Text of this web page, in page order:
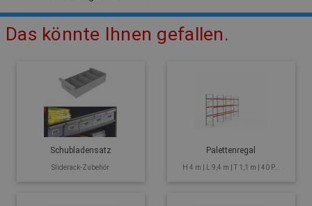
Das könnte Ihnen gefallen.
Schubladensatz
Sliderack-Zubehör
Palettenregal
H 4 m | L 9,4 m | T 1,1 m | 40 P...